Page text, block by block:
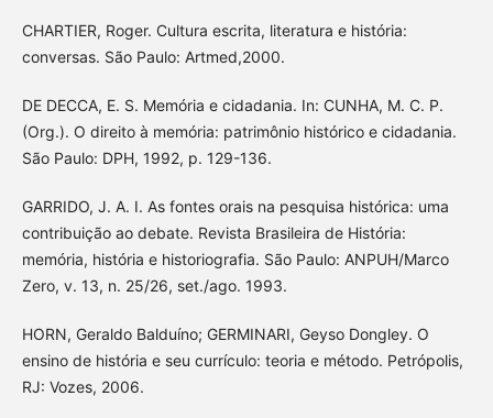
CHARTIER, Roger. Cultura escrita, literatura e história:
conversas. São Paulo: Artmed,2000.
DE DECCA, E. S. Memória e cidadania. In: CUNHA, M. C. P.
(Org.). O direito à memória: patrimônio histórico e cidadania.
São Paulo: DPH, 1992, p. 129-136.
GARRIDO, J. A. I. As fontes orais na pesquisa histórica: uma
contribuição ao debate. Revista Brasileira de História:
memória, história e historiografia. São Paulo: ANPUH/Marco
Zero, v. 13, n. 25/26, set./ago. 1993.
HORN, Geraldo Balduíno; GERMINARI, Geyso Dongley. O
ensino de história e seu currículo: teoria e método. Petrópolis,
RJ: Vozes, 2006.